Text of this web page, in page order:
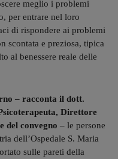
meglio i problemi
per entrare nel loro
di rispondere ai problemi
scontata e preziosa, tipica
al benessere reale delle
– racconta il dott.
Direttore
del convegno – le persone
dell’Ospedale S. Maria
sulle pareti della